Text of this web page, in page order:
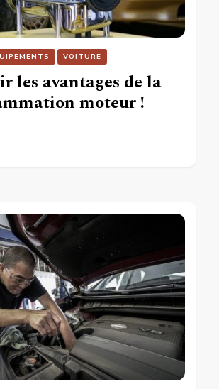
VOITURE
les avantages de la
moteur !